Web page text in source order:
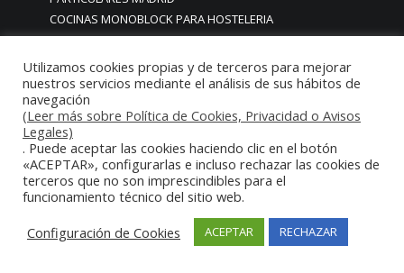
COCINAS MONOBLOCK PARA HOSTELERIA
COCINAS MONOBLOCK PARA HOTELES
Cocinas monoblock personalizadas a medida
COCINAS MONOBLOCK PROFESIONALES A MEDIDA
PERSONALIZADAS MADRID
COCINAS MONOBLOCK Y BARRAS A MEDIDA RESTAURANTES
MADRIDD
Cocinas para chef amateur
COCINAS PARA COMEDORES EMPRESAS
cocinas para comedores escolares
COCINAS PARA FOODTRUCKS FOOD TRUCK
COCINAS PARA HOSTELERÍA O PARA HOGARES
Utilizamos cookies propias y de terceros para mejorar
nuestros servicios mediante el análisis de sus hábitos de
navegación
(Leer más sobre Política de Cookies, Privacidad o Avisos
Legales)
. Puede aceptar las cookies haciendo clic en el botón
«ACEPTAR», configurarlas e incluso rechazar las cookies de
terceros que no son imprescindibles para el
funcionamiento técnico del sitio web.
Configuración de Cookies
ACEPTAR RECHAZAR